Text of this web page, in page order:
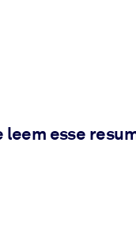
leem esse